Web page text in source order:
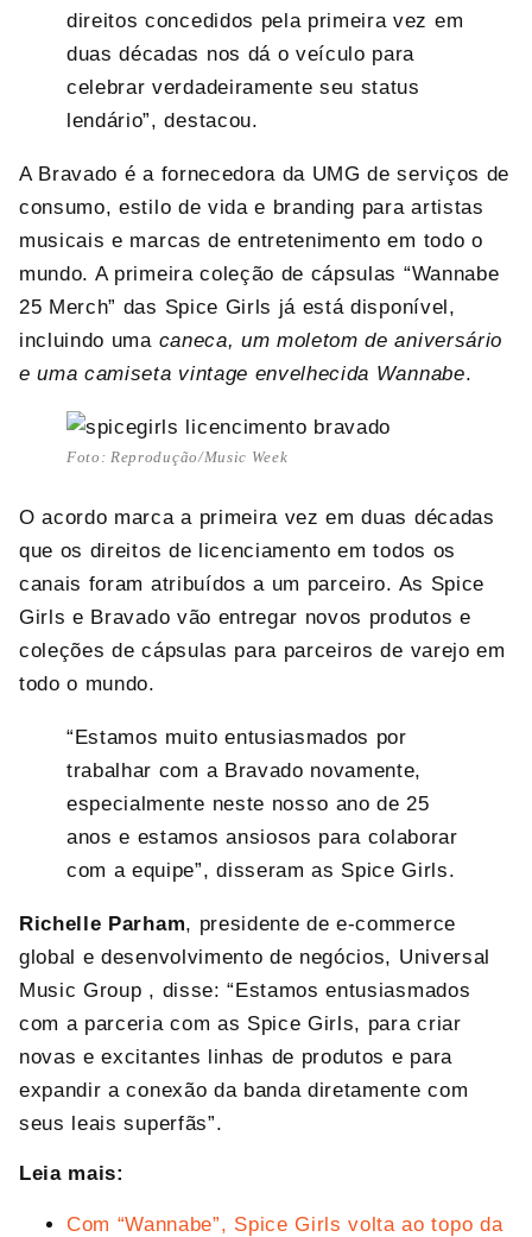
direitos concedidos pela primeira vez em
duas décadas nos dá o veículo para
celebrar verdadeiramente seu status
lendário”, destacou.
A Bravado é a fornecedora da UMG de serviços de
consumo, estilo de vida e branding para artistas
musicais e marcas de entretenimento em todo o
mundo. A primeira coleção de cápsulas “Wannabe
25 Merch” das Spice Girls já está disponível,
incluindo uma caneca, um moletom de aniversário
e uma camiseta vintage envelhecida Wannabe.
Foto: Reprodução/Music Week
O acordo marca a primeira vez em duas décadas
que os direitos de licenciamento em todos os
canais foram atribuídos a um parceiro. As Spice
Girls e Bravado vão entregar novos produtos e
coleções de cápsulas para parceiros de varejo em
todo o mundo.
“Estamos muito entusiasmados por
trabalhar com a Bravado novamente,
especialmente neste nosso ano de 25
anos e estamos ansiosos para colaborar
com a equipe”, disseram as Spice Girls.
Richelle Parham, presidente de e-commerce
global e desenvolvimento de negócios, Universal
Music Group , disse: “Estamos entusiasmados
com a parceria com as Spice Girls, para criar
novas e excitantes linhas de produtos e para
expandir a conexão da banda diretamente com
seus leais superfãs”.
Leia mais:
Com “Wannabe”, Spice Girls volta ao topo da